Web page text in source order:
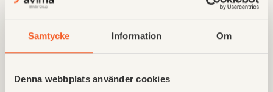
Samtycke Information Om
Denna webbplats använder cookies
Cecilia Rydell,
Chef projektstöd, Besqab